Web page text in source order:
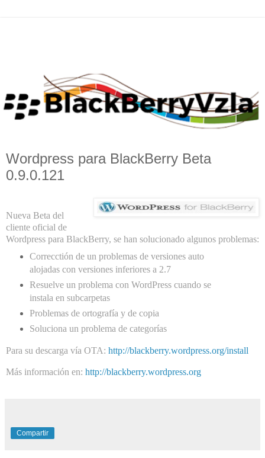
Wordpress para BlackBerry Beta
0.9.0.121
Nueva Beta del
cliente oficial de
Wordpress para BlackBerry, se han solucionado algunos problemas:
Correcctión de un problemas de versiones auto
alojadas con versiones inferiores a 2.7
Resuelve un problema con WordPress cuando se
instala en subcarpetas
Problemas de ortografía y de copia
Soluciona un problema de categorías
Para su descarga vía OTA: http://blackberry.wordpress.org/install
Más información en: http://blackberry.wordpress.org
Compartir